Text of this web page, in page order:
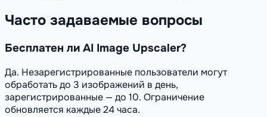
Часто задаваемые вопросы
Бесплатен ли AI Image Upscaler?
Да. Незарегистрированные пользователи могут
обработать до 3 изображений в день,
зарегистрированные — до 10. Ограничение
обновляется каждые 24 часа.